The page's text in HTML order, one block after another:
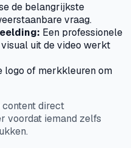
de belangrijkste
vraag.
Een professionele
uit de video werkt
logo of merkkleuren om
direct
voordat iemand zelfs